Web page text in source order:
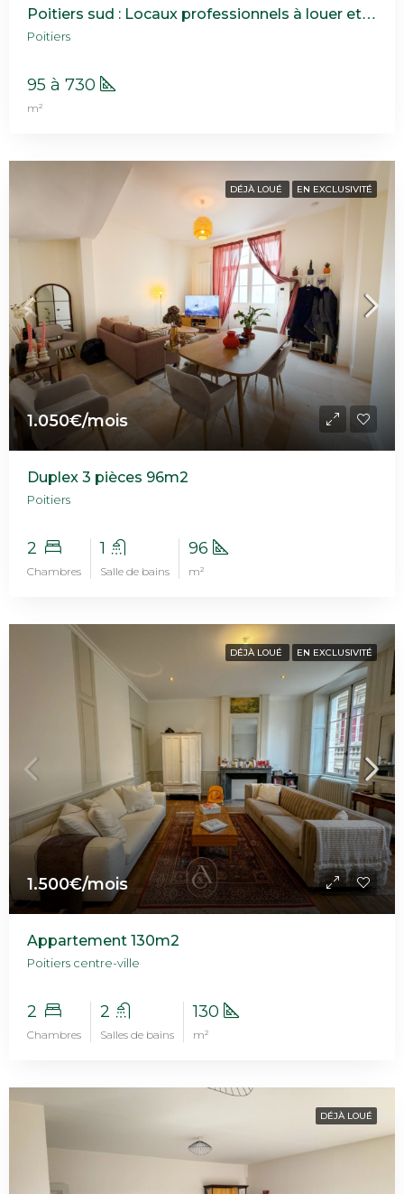
Poitiers sud : Locaux professionnels à louer et à vendre
Poitiers
95 à 730
m²
DÉJÀ LOUÉ EN EXCLUSIVITÉ
1.050€/mois
Duplex 3 pièces 96m2
Poitiers
2
Chambres
1
Salle de bains
96
m²
DÉJÀ LOUÉ EN EXCLUSIVITÉ
1.500€/mois
Appartement 130m2
Poitiers centre-ville
2
Chambres
2
Salles de bains
130
m²
DÉJÀ LOUÉ